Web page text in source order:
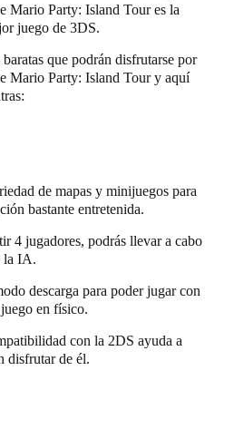
Mario Party: Island Tour es la
juego de 3DS.
que podrán disfrutarse por
Mario Party: Island Tour y aquí
de mapas y minijuegos para
bastante entretenida.
4 jugadores, podrás llevar a cabo
la IA.
descarga para poder jugar con
en físico.
con la 2DS ayuda a
disfrutar de él.